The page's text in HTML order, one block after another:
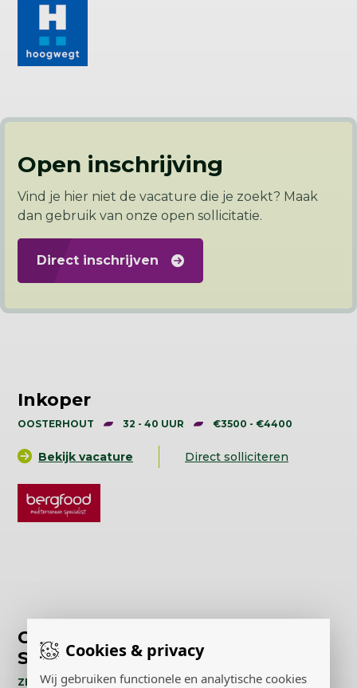
Cookies & privacy
Wij gebruiken functionele en analytische cookies
Open inschrijving
Vind je hier niet de vacature die je zoekt? Maak
dan gebruik van onze open sollicitatie.
Direct inschrijven
Inkoper
OOSTERHOUT 32 - 40 UUR €3500 - €4400
Bekijk vacature Direct solliciteren
Continuous Improvement
Specialist
ZEEWOLDE 32 - 40 UUR €3550 - €4000